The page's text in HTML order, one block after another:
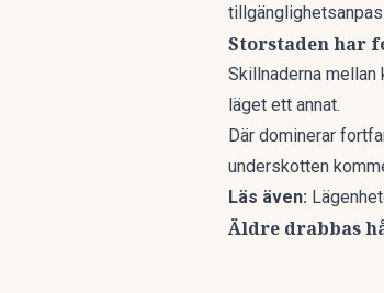
Storstaden har
Skillnaderna mellan
läget ett annat.
Där dominerar
underskotten
Läs även:
Äldre drabbas